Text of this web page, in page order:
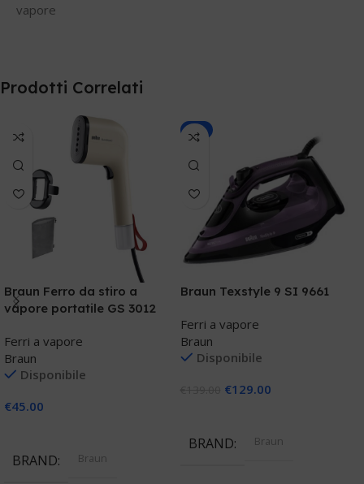
vapore
Prodotti Correlati
Braun Ferro da stiro a
vapore portatile GS 3012
Ferri a vapore
Braun
Disponibile
€45.00
BRAND Braun
-7%
Braun Texstyle 9 SI 9661
Ferri a vapore
Braun
Disponibile
€129.00
BRAND Braun